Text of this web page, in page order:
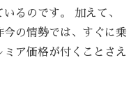
るのです。 加えて、
の情勢では、すぐに乗
ア価格が付くことさえ